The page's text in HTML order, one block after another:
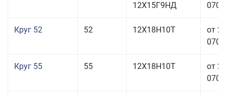
12Х15Г9НД
Круг 52 52 12Х18Н10Т
от
Круг 55 55 12Х18Н10Т
от